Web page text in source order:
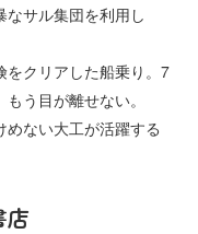
サル集団を利用し
をクリアした船乗り。7
う目が離せない。
ない大工が活躍する
店